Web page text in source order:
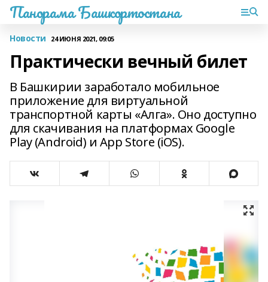
Панорама Башкортостана
Новости 24 ИЮНЯ 2021, 09:05
Практически вечный билет
В Башкирии заработало мобильное
приложение для виртуальной
транспортной карты «Алга». Оно доступно
для скачивания на платформах Google
Play (Android) и App Store (iOS).